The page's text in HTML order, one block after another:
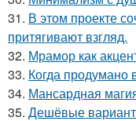
31. В этом проекте
притягивают взгляд.
32. Мрамор как
33. Когда продумано
34. Мансардная
35. Дешёвые